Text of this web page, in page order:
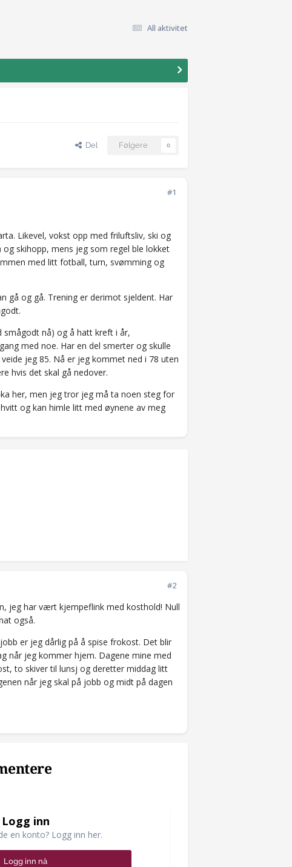
All aktivitet
Del Følgere 0
#1
Likevel, vokst opp med friluftsliv, ski og
skihopp, mens jeg som regel ble lokket
med litt fotball, turn, svømming og
gå og gå. Trening er derimot sjeldent. Har
smågodt nå) og å hatt kreft i år,
med noe. Har en del smerter og skulle
jeg 85. Nå er jeg kommet ned i 78 uten
hvis det skal gå nedover.
her, men jeg tror jeg må ta noen steg for
og kan himle litt med øynene av meg
#2
jeg har vært kjempeflink med kosthold! Null
også.
er jeg dårlig på å spise frokost. Det blir
når jeg kommer hjem. Dagene mine med
to skiver til lunsj og deretter middag litt
når jeg skal på jobb og midt på dagen
Logg inn
en konto? Logg inn her.
Logg inn nå